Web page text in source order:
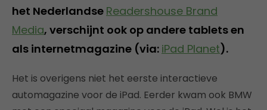
het Nederlandse Readershouse Brand
Media, verschijnt ook op andere tablets en
als internetmagazine (via: iPad Planet).
Het is overigens niet het eerste interactieve
automagazine voor de iPad. Eerder kwam ook BMW